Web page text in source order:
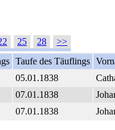
25 28
>>
Taufe des Täuflings
05.01.1838
07.01.1838
07.01.1838